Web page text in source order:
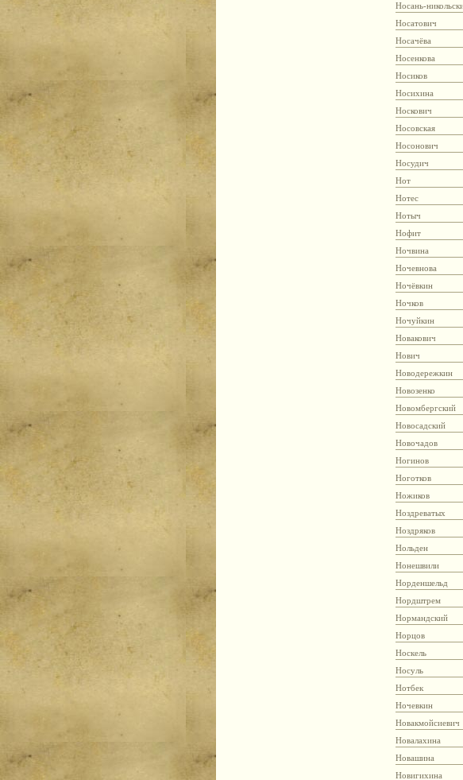
Носань-
Носатович
Носачёва
Носенкова
Носиков
Носихина
Носкович
Носовская
Носонович
Носудич
Нот
Нотес
Нотыч
Нофит
Ночвина
Ночевнова
Ночёвкин
Ночков
Ночуйкин
Новакович
Нович
Новодережкин
Новозенко
Новомбергский
Новосадский
Новочадов
Ногинов
Ноготков
Ножиков
Ноздреватых
Ноздряков
Нольден
Нонешвили
Норденшельд
Нордштрем
Нормандский
Норцов
Носкель
Носуль
Нотбек
Ночевкин
Новакмойсиевич
Новалахина
Новашина
Новигихина